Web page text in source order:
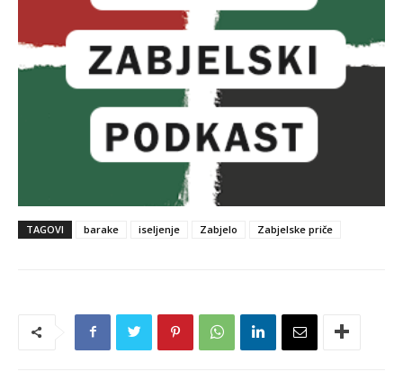
TAGOVI barake iseljenje Zabjelo Zabjelske priče